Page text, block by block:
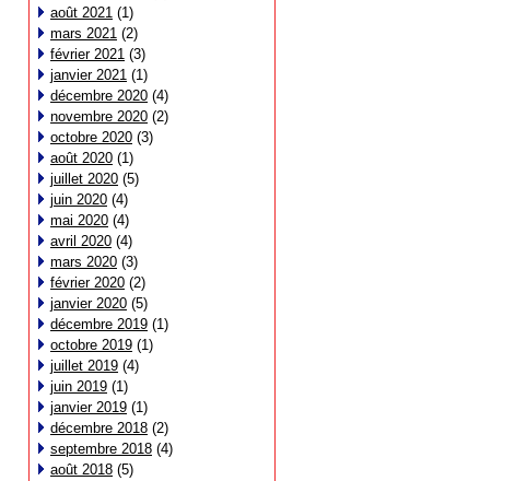
août 2021 (1)
mars 2021 (2)
février 2021 (3)
janvier 2021 (1)
décembre 2020 (4)
novembre 2020 (2)
octobre 2020 (3)
août 2020 (1)
juillet 2020 (5)
juin 2020 (4)
mai 2020 (4)
avril 2020 (4)
mars 2020 (3)
février 2020 (2)
janvier 2020 (5)
décembre 2019 (1)
octobre 2019 (1)
juillet 2019 (4)
juin 2019 (1)
janvier 2019 (1)
décembre 2018 (2)
septembre 2018 (4)
août 2018 (5)